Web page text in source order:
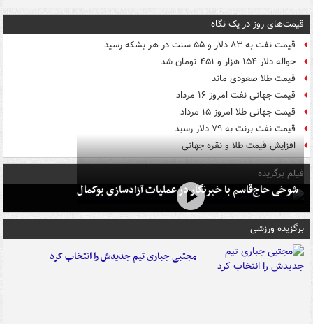
قیمت‌های روز در یک نگاه
قیمت نفت به ۸۳ دلار و ۵۵ سنت در هر بشکه رسید
حواله دلار ۱۵۴ هزار و ۴۵۱ تومان شد
قیمت طلا صعودی ماند
قیمت جهانی نفت امروز ۱۶ مرداد
قیمت جهانی طلا امروز ۱۵ مرداد
قیمت نفت برنت به ۷۹ دلار رسید
افزایش قیمت طلا و نقره جهانی
فیلم برگزیده
شوخی حاج‌قاسم با خبرنگار در عملیات آزادسازی بوکمال
برگزیده ورزشی
مجتبی جباری تیم جدیدش را انتخاب کرد